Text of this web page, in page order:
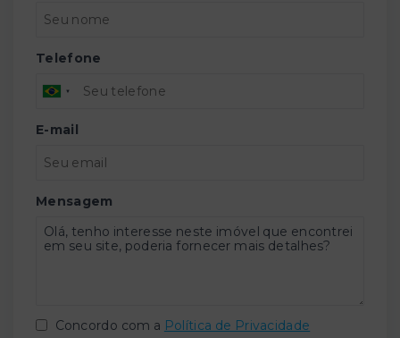
Telefone
E-mail
Mensagem
Concordo com a Política de Privacidade